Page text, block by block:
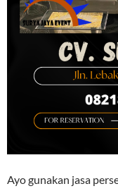
Ayo gunakan jasa